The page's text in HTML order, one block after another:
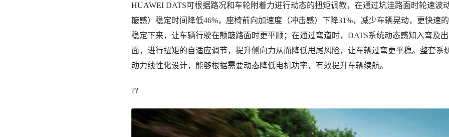
HUAWEI DATS可根据路况和车轮附着力进行动态的扭矩调教，在通过坑洼路面时轮速波
簸感）稳定时间降低46%，座椅前向加速度（冲击感）下降31%，减少车辆晃动，更快速
稳定下来，让车辆行驶在颠簸路面时更平顺；在通过弯道时，DATS系统动态感知入弯及
面，进行扭矩的自适应调节，提升侧向力从而降低甩尾风险，让车辆过弯更平稳。整套系
动力线性化设计，能够根据需要动态降低电机功率，有效提升车辆续航。
??